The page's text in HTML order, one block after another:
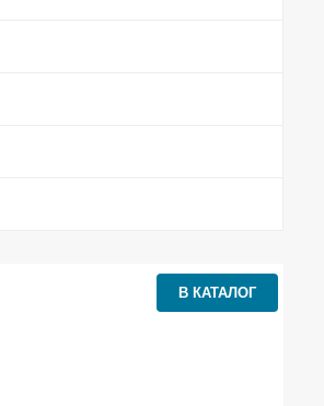
В КАТАЛОГ